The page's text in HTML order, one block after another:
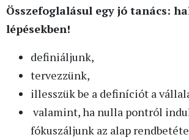
Összefoglalásul egy jó tanács:
lépésekben!
definiáljunk,
tervezzünk,
illesszük be a definíciót a
valamint, ha nulla pontról
fókuszáljunk az alap